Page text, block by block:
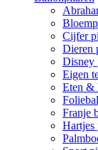
Cijfer
Dieren
Disney
Eigen
Eten &
Franje
Hartjes